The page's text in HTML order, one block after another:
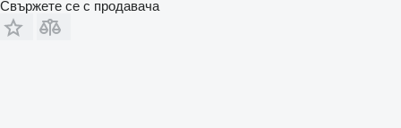
Свържете се с продавача